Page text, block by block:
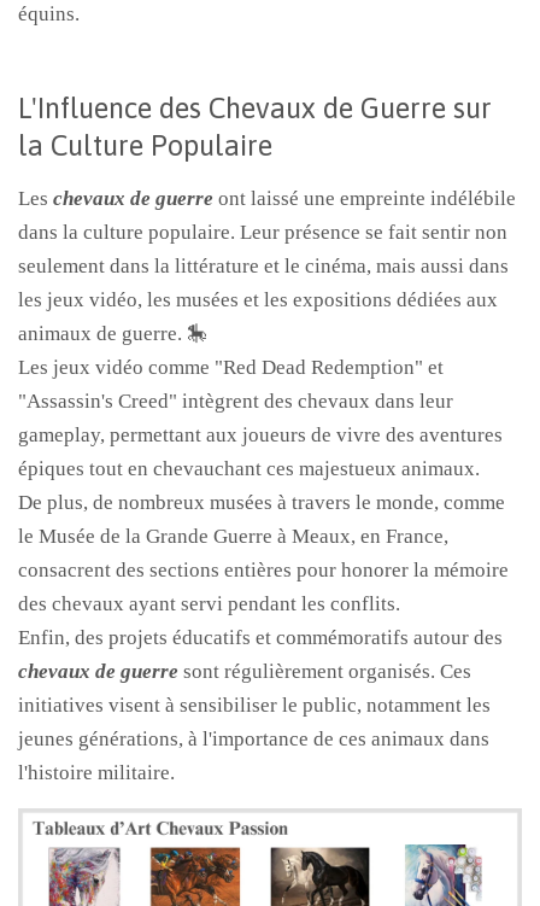
équins.
L'Influence des Chevaux de Guerre sur
la Culture Populaire
Les chevaux de guerre ont laissé une empreinte indélébile
dans la culture populaire. Leur présence se fait sentir non
seulement dans la littérature et le cinéma, mais aussi dans
les jeux vidéo, les musées et les expositions dédiées aux
animaux de guerre. 🎠
Les jeux vidéo comme "Red Dead Redemption" et
"Assassin's Creed" intègrent des chevaux dans leur
gameplay, permettant aux joueurs de vivre des aventures
épiques tout en chevauchant ces majestueux animaux.
De plus, de nombreux musées à travers le monde, comme
le Musée de la Grande Guerre à Meaux, en France,
consacrent des sections entières pour honorer la mémoire
des chevaux ayant servi pendant les conflits.
Enfin, des projets éducatifs et commémoratifs autour des
chevaux de guerre sont régulièrement organisés. Ces
initiatives visent à sensibiliser le public, notamment les
jeunes générations, à l'importance de ces animaux dans
l'histoire militaire.